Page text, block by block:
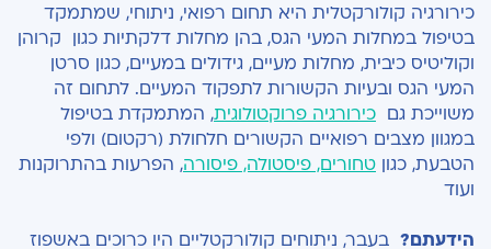
כירורגיה קולורקטלית היא תחום רפואי, ניתוחי, שמתמקד
בטיפול במחלות המעי הגס, בהן מחלות דלקתיות כגון קרוהן
וקוליטיס כיבית, מחלות מעיים, גידולים במעיים, כגון סרטן
המעי הגס ובעיות הקשורות לתפקוד המעיים. לתחום זה
משוייכת גם כירורגיה פרוקטולוגית, המתמקדת בטיפול
במגוון מצבים רפואיים הקשורים חלחולת (רקטום) ולפי
הטבעת, כגון טחורים, פיסטולה, פיסורה, הפרעות בהתרוקנות
ועוד
הידעתם? בעבר, ניתוחים קולורקטליים היו כרוכים באשפוז